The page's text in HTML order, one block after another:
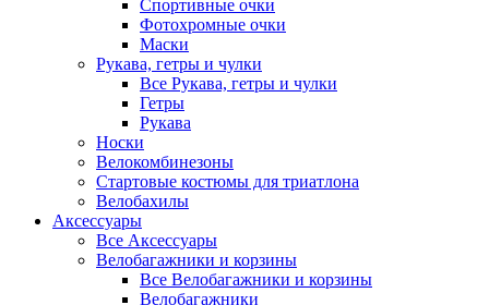
Спортивные очки
Фотохромные очки
Маски
Рукава, гетры и чулки
Все Рукава, гетры и чулки
Гетры
Рукава
Носки
Велокомбинезоны
Стартовые костюмы для триатлона
Велобахилы
Аксессуары
Все Аксессуары
Велобагажники и корзины
Все Велобагажники и корзины
Велобагажники